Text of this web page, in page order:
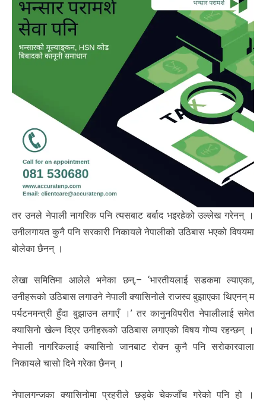
तर उनले नेपाली नागरिक पनि त्यसबाट बर्बाद भइरहेको उल्लेख गरेनन् ।
उनीलगायत कुनै पनि सरकारी निकायले नेपालीको उठिबास भएको विषयमा
बोलेका छैनन् ।
लेखा समितिमा आलेले भनेका छन्,– ‘भारतीयलाई सडकमा ल्याएका,
उनीहरूको उठिबास लगाउने नेपाली क्यासिनोले राजस्व बुझाएका थिएनन् म
पर्यटनमन्त्री हुँदा बुझाउन लगाएँ ।’ तर कानुनविपरीत नेपालीलाई समेत
क्यासिनो खेल्न दिएर उनीहरूको उठिबास लगाएको विषय गोप्य रहन्छन् ।
नेपाली नागरिकलाई क्यासिनो जानबाट रोक्न कुनै पनि सरोकारवाला
निकायले चासो दिने गरेका छैनन् ।
नेपालगन्जका क्यासिनोमा प्रहरीले छड्के चेकजाँच गरेको पनि हो ।